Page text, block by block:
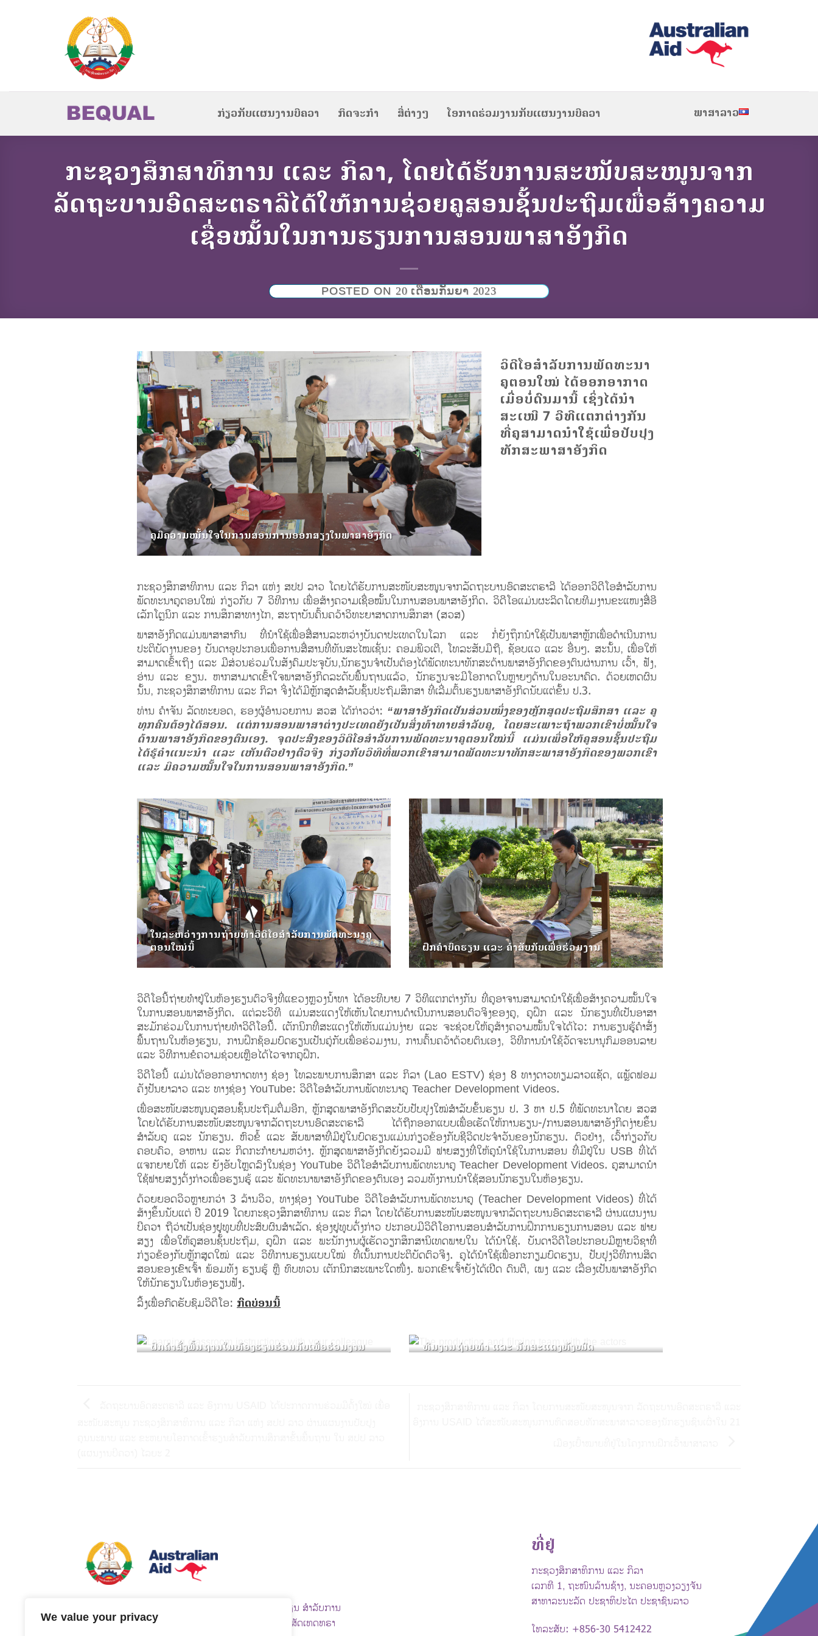
We value your privacy
ກ່ຽວກັບແຜນງານບີຄວາ ກິດຈະກຳ ສື່ຕ່າງໆ ໂອກາດຮ່ວມງານກັບແຜນງານບີຄວາ ພາສາລາວ
ກະຊວງສຶກສາທິການ ແລະ ກິລາ, ໂດຍໄດ້ຮັບການສະໜັບສະໜູນຈາກ
ລັດຖະບານອົດສະຕຣາລີໄດ້ໃຫ້ການຊ່ວຍຄູສອນຊັ້ນປະຖົມເພື່ອສ້າງຄວາມ
ເຊື່ອໝັ້ນໃນການຮຽນການສອນພາສາອັງກິດ
POSTED ON 20 ເດືອນກັນຍາ 2023
ຄູມີຄວາມໝັ້ນໃຈໃນການສອນການອອກສຽງໃນພາສາອັງກິດ
ວິດີໂອສຳລັບການພັດທະນາ
ຄູຕອນໃໝ່ ໄດ້ອອກອາກາດ
ເມື່ອບໍ່ດົນມານີ້ ເຊິ່ງໄດ້ນຳ
ສະເໜີ 7 ວີທີແຕກຕ່າງກັນ
ທີ່ຄູສາມາດນໍາໃຊ້ເພື່ອປັບປຸງ
ທັກສະພາສາອັງກິດ
ກະຊວງສຶກສາທິການ ແລະ ກິລາ ແຫ່ງ ສປປ ລາວ ໂດຍໄດ້ຮັບການສະໜັບສະໜູນຈາກລັດຖະບານອົດສະຕຣາລີ ໄດ້ອອກວິດີໂອສຳລັບການ
ພັດທະນາຄູຕອນໃໝ່ ກ່ຽວກັບ 7 ວິທີການ ເພື່ອສ້າງຄວາມເຊື່ອໝັ້ນໃນການສອນພາສາອັງກິດ. ວິດີໂອແມ່ນຜະລິດໂດຍທີມງານຂະແໜງສື່ອີ
ເລັກໂຕຼນິກ ແລະ ການສຶກສາທາງໄກ, ສະຖາບັນຄົ້ນຄວ້າວິທະຍາສາດການສຶກສາ (ສວສ)
ພາສາອັງກິດແມ່ນພາສາສາກົນ ທີ່ນຳໃຊ້ເພື່ອສື່ສານລະຫວ່າງບັນດາປະເທດໃນໂລກ ແລະ ກໍ່ຍັງຖຶກນຳໃຊ້ເປັນພາສາຫຼັກເພື່ອດຳເນີນການ
ປະຕິບັດງານຂອງ ບັນດາອຸປະກອນເພື່ອການສື່ສານທີ່ທັນສະໄໝເຊັ່ນ: ຄອມພິວເຕີ, ໂທລະສັບມືຖື, ຊັອບແວ ແລະ ອື່ນໆ. ສະນັ້ນ, ເພື່ອໃຫ້
ສາມາດເຂົ້າເຖິງ ແລະ ມີສ່ວນຮ່ວມໃນສັງຄົມປະຈຸບັນ,ນັກຮຽນຈຳເປັນຕ້ອງໄດ້ພັດທະນາທັກສະດ້ານພາສາອັງກິດຂອງຕົນຜ່ານການ ເວົ້າ, ຟັງ,
ອ່ານ ແລະ ຂຽນ. ຫາກສາມາດເຂົ້າໃຈພາສາອັງກິດລະດັບພື້ນຖານແລ້ວ, ນັກຮຽນຈະມີໂອກາດໃນຫຼາຍໆດ້ານໃນອະນາຄົດ. ດ້ວຍເຫດຜົນ
ນັ້ນ, ກະຊວງສຶກສາທິການ ແລະ ກິລາ ຈິ່ງໄດ້ມີຫຼັກສູດສຳລັບຊັ້ນປະຖົມສຶກສາ ທີ່ເລີ່ມຕົ້ນຮຽນພາສາອັງກິດນັບແຕ່ຂັ້ນ ປ.3.
ທ່ານ ຄຳຈັນ ລັດທະຍອດ, ຮອງຜູ້ອໍານວຍການ ສວສ ໄດ້ກ່າວວ່າ: “ພາສາອັງກິດເປັນສ່ວນໜຶ່ງຂອງຫຼັກສູດປະຖົມສຶກສາ ແລະ ຄູ
ທຸກຄົນຕ້ອງໄດ້ສອນ. ແຕ່ການສອນພາສາຕ່າງປະເທດຍັງເປັນສິ່ງທ້າທາຍສຳລັບຄູ, ໂດຍສະເພາະຖ້າພວກເຂົາບໍ່ໝັ້ນໃຈ
ດ້ານພາສາອັງກິດຂອງຕົນເອງ. ຈຸດປະສົງຂອງວິດີໂອສຳລັບການພັດທະນາຄູຕອນໃໝ່ນີ້ ແມ່ນເພື່ອໃຫ້ຄູສອນຊັ້ນປະຖົມ
ໄດ້ຮູ້ຄໍາແນະນໍາ ແລະ ເຫັນຕົວຢ່າງຕົວຈິງ ກ່ຽວກັບວິທີທີ່ພວກເຂົາສາມາດພັດທະນາທັກສະພາສາອັງກິດຂອງພວກເຂົາ
ແລະ ມີຄວາມໝັ້ນໃຈໃນການສອນພາສາອັງກິດ.”
ໃນລະຫວ່າງການຖ່າຍທຳວິດີໂອສຳລັບການພັດທະນາຄູ
ຕອນໃໝ່ນີ້
ຝຶກຄຳບົດຮຽນ ແລະ ຄຳສັບກັບເພື່ອຮ່ວມງານ
ວິດີໂອນີ້ຖ່າຍທຳຢູ່ໃນຫ້ອງຮຽນຕົວຈິງທີ່ແຂວງຫຼວງນ້ຳທາ ໄດ້ອະທິບາຍ 7 ວິທີແຕກຕ່າງກັນ ທີ່ຄູອາຈານສາມາດນໍາໃຊ້ເພື່ອສ້າງຄວາມໝັ້ນໃຈ
ໃນການສອນພາສາອັງກິດ. ແຕ່ລະວິທີ ແມ່ນສະແດງໃຫ້ເຫັນໂດຍການດໍາເນີນການສອນຕົວຈິງຂອງຄູ, ຄູຝຶກ ແລະ ນັກຮຽນທີ່ເປັນອາສາ
ສະມັກຮ່ວມໃນການຖ່າຍທຳວິດີໂອນີ້. ເຕັກນິກທີ່ສະແດງໃຫ້ເຫັນແມ່ນງ່າຍ ແລະ ຈະຊ່ວຍໃຫ້ຄູສ້າງຄວາມໝັ້ນໃຈໄດ້ໄວ: ການຮຽນຮູ້ຄໍາສັ່ງ
ພື້ນຖານໃນຫ້ອງຮຽນ, ການຝຶກຊ້ອມບົດຮຽນເປັນຄູ່ກັບເພື່ອຮ່ວມງານ, ການຄົ້ນຄວ້າດ້ວຍຕົນເອງ, ວິທີການນໍາໃຊ້ວັດຈະນານຸກົມອອນລາຍ
ແລະ ວິທີການຂໍຄວາມຊ່ວຍເຫຼືອໄດ້ໄວຈາກຄູຝຶກ.
ວິດີໂອນີ້ ແມ່ນໄດ້ອອກອາກາດທາງ ຊ່ອງ ໂທລະພາບການສຶກສາ ແລະ ກິລາ (Lao ESTV) ຊ່ອງ 8 ທາງດາວທຽມລາວແຊັດ, ແພຼັດຟອມ
ຄັງປັນຍາລາວ ແລະ ທາງຊ່ອງ YouTube: ວິດີໂອສຳລັບການພັດທະນາຄູ Teacher Development Videos.
ເພື່ອສະໜັບສະໜູນຄູສອນຊັ້ນປະຖົມຕື່ມອີກ, ຫຼັກສູດພາສາອັງກິດສະບັບປັບປຸງໃໝ່ສຳລັບຂັ້ນຮຽນ ປ. 3 ຫາ ປ.5 ທີ່ພັດທະນາໂດຍ ສວສ
ໂດຍໄດ້ຮັບການສະໜັບສະໜູນຈາກລັດຖະບານອົດສະຕຣາລີ ໄດ້ຖືກອອກແບບເພື່ອເຮັດໃຫ້ການຮຽນ-/ການສອນພາສາອັງກິດງ່າຍຂຶ້ນ
ສຳລັບຄູ ແລະ ນັກຮຽນ. ຫົວຂໍ້ ແລະ ສັບພາສາທີ່ມີຢູ່ໃນບົດຮຽນແມ່ນກ່ຽວຂ້ອງກັບຊີວິດປະຈໍາວັນຂອງນັກຮຽນ. ຕົວຢ່າງ, ເວົ້າກ່ຽວກັບ
ຄອບຄົວ, ອາຫານ ແລະ ກິດກະກຳຍາມຫວ່າງ. ຫຼັກສູດພາສາອັງກິດຍັງລວມມີ ຟາຍສຽງທີ່ໃຫ້ຄູນຳໃຊ້ໃນການສອນ ທີ່ມີຢູ່ໃນ USB ທີ່ໄດ້
ແຈກຍາຍໃຫ້ ແລະ ຍັງອັບໂຫຼດລົງໃນຊ່ອງ YouTube ວິດີໂອສຳລັບການພັດທະນາຄູ Teacher Development Videos. ຄູສາມາດນໍາ
ໃຊ້ຟາຍສຽງດັ່ງກ່າວເພື່ອຮຽນຮູ້ ແລະ ພັດທະນາພາສາອັງກິດຂອງຕົນເອງ ລວມທັງການນຳໃຊ້ສອນນັກຮຽນໃນຫ້ອງຮຽນ.
ດ້ວຍຍອດວິວຫຼາຍກວ່າ 3 ລ້ານວິວ, ທາງຊ່ອງ YouTube ວິດີໂອສຳລັບການພັດທະນາຄູ (Teacher Development Videos) ທີ່ໄດ້
ສ້າງຂຶ້ນນັບແຕ່ ປີ 2019 ໂດຍກະຊວງສຶກສາທິການ ແລະ ກິລາ ໂດຍໄດ້ຮັບການສະໜັບສະໜູນຈາກລັດຖະບານອົດສະຕຣາລີ ຜ່ານແຜນງານ
ບີຄວາ ຖືວ່າເປັນຊ່ອງຢູທູບທີ່ປະສົບຜົນສຳເລັດ. ຊ່ອງຢູທູບດັ່ງກ່າວ ປະກອບມີວິດີໂອການສອນສຳລັບການຝຶກການຮຽນການສອນ ແລະ ຟາຍ
ສຽງ ເພື່ອໃຫ້ຄູສອນຊັ້ນປະຖົມ, ຄູຝຶກ ແລະ ພະນັກງານຜູ້ເຮັດວຽກສຶກສານິເທດພາຍໃນ ໄດ້ນຳໃຊ້. ບັນດາວິດີໂອປະກອບມີຫຼາຍວິຊາທີ່
ກ່ຽວຂ້ອງກັບຫຼັກສູດໃໝ່ ແລະ ວິທີການຮຽນແບບໃໝ່ ທີ່ເນັ້ນການປະຕິບັດຕົວຈິງ. ຄູໄດ້ນຳໃຊ້ເພື່ອກະກຽມບົດຮຽນ, ປັບປຸງວິທີການສິດ
ສອນຂອງເຂົາເຈົ້າ ພ້ອມທັງ ຮຽນຮູ້ ຫຼື ທົບທວນ ເຕັກນິກສະເພາະໃດໜື່ງ. ພວກເຂົາເຈົ້າຍັງໄດ້ເປີດ ດົນຕີ, ເພງ ແລະ ເລື່ອງເປັນພາສາອັງກິດ
ໃຫ້ນັກຮຽນໃນຫ້ອງຮຽນຟັງ.
ລິ້ງເພື່ອກົດຮັບຊົມວິດີໂອ:ກົດບ່ອນນີ້
ຝຶກຄຳສັ່ງພື້ນຖານໃນຫ້ອງຮຽນຮ່ວມກັບເພື່ອຮ່ວມງານ ທີມງານຖ່າຍທຳ ແລະ ນັກສະແດງທັງໝົດ
ແຜນງານການປັບປຸງຄຸນນະພາບ ແລະ ຂະຫຍາຍໂອກາດເຂົ້າຮຽນ ສຳລັບການ
ສຶກສາຂັ້ນພື້ນຖານ ໃນ ສປປ ລາວ (ບີຄວາ) ຄຸ້ມຄອງໂດຍ ບໍລິສັດເທດທຣາ
ທີ່ຢູ່
ກະຊວງສຶກສາທິການ ແລະ ກິລາ
ເລກທີ 1, ຖະໜົນລ້ານຊ້າງ, ນະຄອນຫຼວງວຽງຈັນ
ສາທາລະນະລັດ ປະຊາທິປະໄຕ ປະຊາຊົນລາວ
ໂທລະສັບ: +856-30 5412422